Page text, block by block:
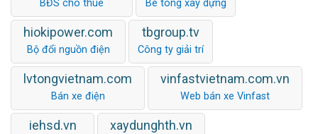
BĐS cho thuê Bê tông xây dựng
hiokipower.com
Bộ đổi nguồn điện
tbgroup.tv
Công ty giải trí
lvtongvietnam.com
Bán xe điện
vinfastvietnam.com.vn
Web bán xe Vinfast
iehsd.vn xaydunghth.vn